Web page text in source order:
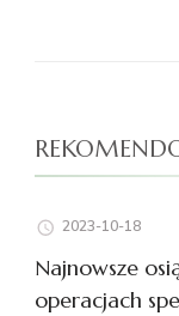
2023-10-18
Najnowsze
operacjach